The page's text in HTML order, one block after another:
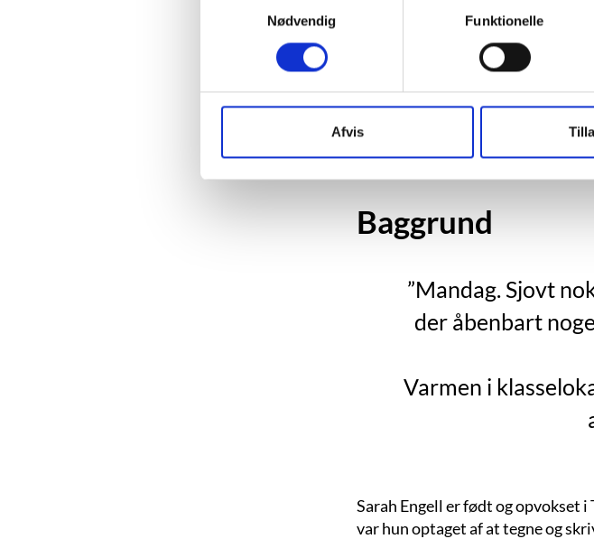
Nødvendig
Funktionelle
Afvis
Sarah Engell taler om drømme,
Baggrund
”Mandag. Sjovt
der åbenbart
Varmen i
Sarah Engell er født og opvokset
var hun optaget af at tegne og